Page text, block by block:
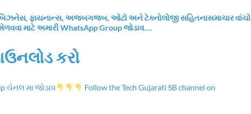
બિઝનેસ, ફાયનાન્સ, અજબગજબ, ઓટો અને ટેક્નોલોજી સહિતનાસમાચાર વાંચો
માટે અમારી WhatsApp Group જોડાવ….
કરો
ચેનલ મા જોડાવ
Follow the Tech Gujarati SB channel on